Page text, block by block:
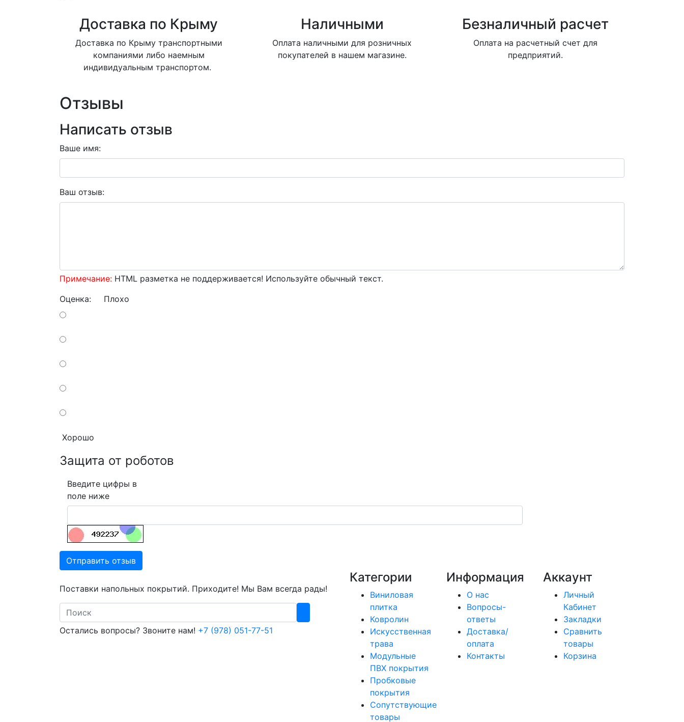
Доставка по Крыму
Доставка по Крыму транспортными
компаниями либо наемным
индивидуальным транспортом.
Наличными
Оплата наличными для розничных
покупателей в нашем магазине.
Безналичный расчет
Оплата на расчетный счет для
предприятий.
Отзывы
Написать отзыв
Ваше имя:
Ваш отзыв:
Примечание: HTML разметка не поддерживается! Используйте обычный текст.
Оценка: Плохо
Хорошо
Защита от роботов
Введите цифры в
поле ниже
Отправить отзыв
Поставки напольных покрытий. Приходите! Мы Вам всегда рады!
Search
Остались вопросы? Звоните нам! +7 (978) 051-77-51
Категории
Виниловая
плитка
Ковролин
Искусственная
трава
Модульные
ПВХ покрытия
Пробковые
покрытия
Сопутствующие
товары
Информация
О нас
Вопросы-
ответы
Доставка/
оплата
Контакты
Аккаунт
Личный
Кабинет
Закладки
Сравнить
товары
Корзина